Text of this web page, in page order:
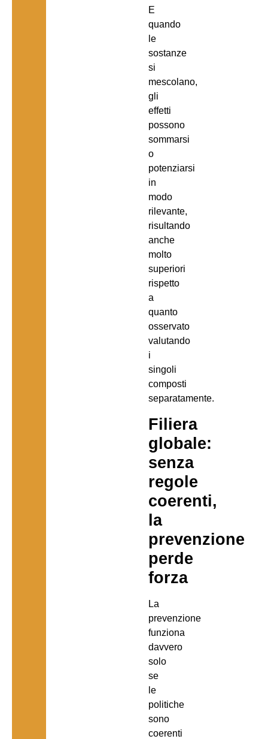
E
quando
le
sostanze
si
mescolano,
gli
effetti
possono
sommarsi
o
potenziarsi
in
modo
rilevante,
risultando
anche
molto
superiori
rispetto
a
quanto
osservato
valutando
i
singoli
composti
separatamente.
Filiera
globale:
senza
regole
coerenti,
la
prevenzione
perde
forza
La
prevenzione
funziona
davvero
solo
se
le
politiche
sono
coerenti